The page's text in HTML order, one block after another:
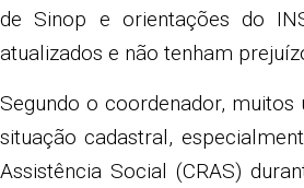
de Sinop e orientações do
atualizados e não tenham
Segundo o coordenador,
situação cadastral,
Assistência Social (CRAS)